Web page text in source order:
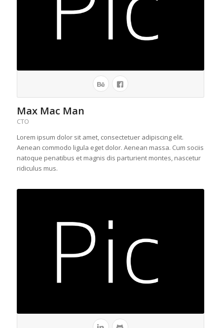
Max Mac Man
CTO
Lorem ipsum dolor sit amet, consectetuer adipiscing elit.
Aenean commodo ligula eget dolor. Aenean massa. Cum sociis
natoque penatibus et magnis dis parturient montes, nascetur
ridiculus mus.